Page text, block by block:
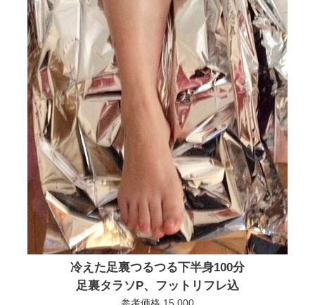
冷えた足裏つるつる下半身100分
足裏タラソP、フットリフレ込